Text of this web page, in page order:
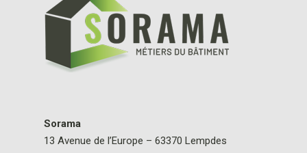
Sorama
13 Avenue de l’Europe – 63370 Lempdes